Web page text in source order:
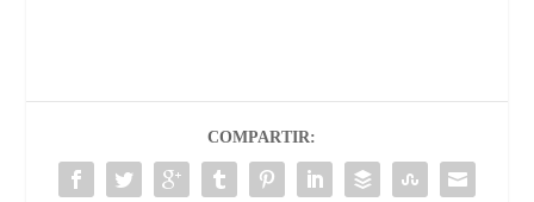
COMPARTIR: